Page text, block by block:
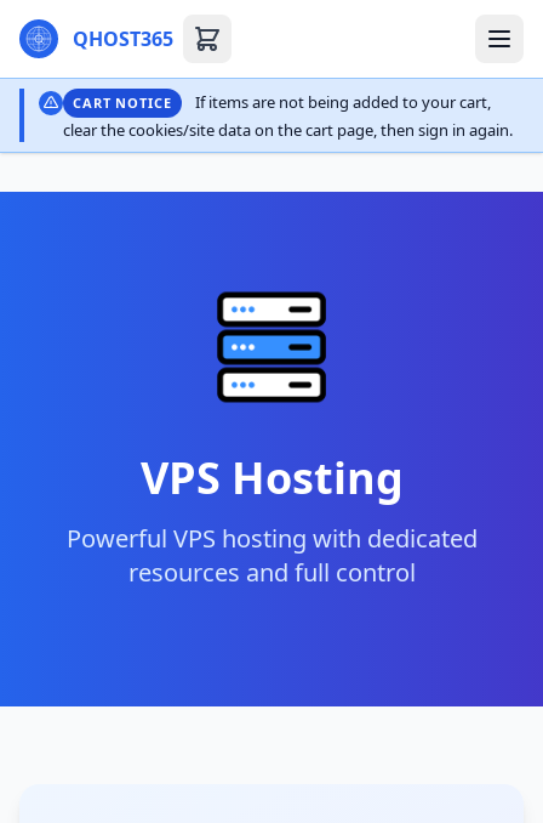
QHOST365
CART NOTICE
If items are not being added to your cart,
clear the cookies/site data on the cart page, then sign in again.
VPS Hosting
Powerful VPS hosting with dedicated
resources and full control